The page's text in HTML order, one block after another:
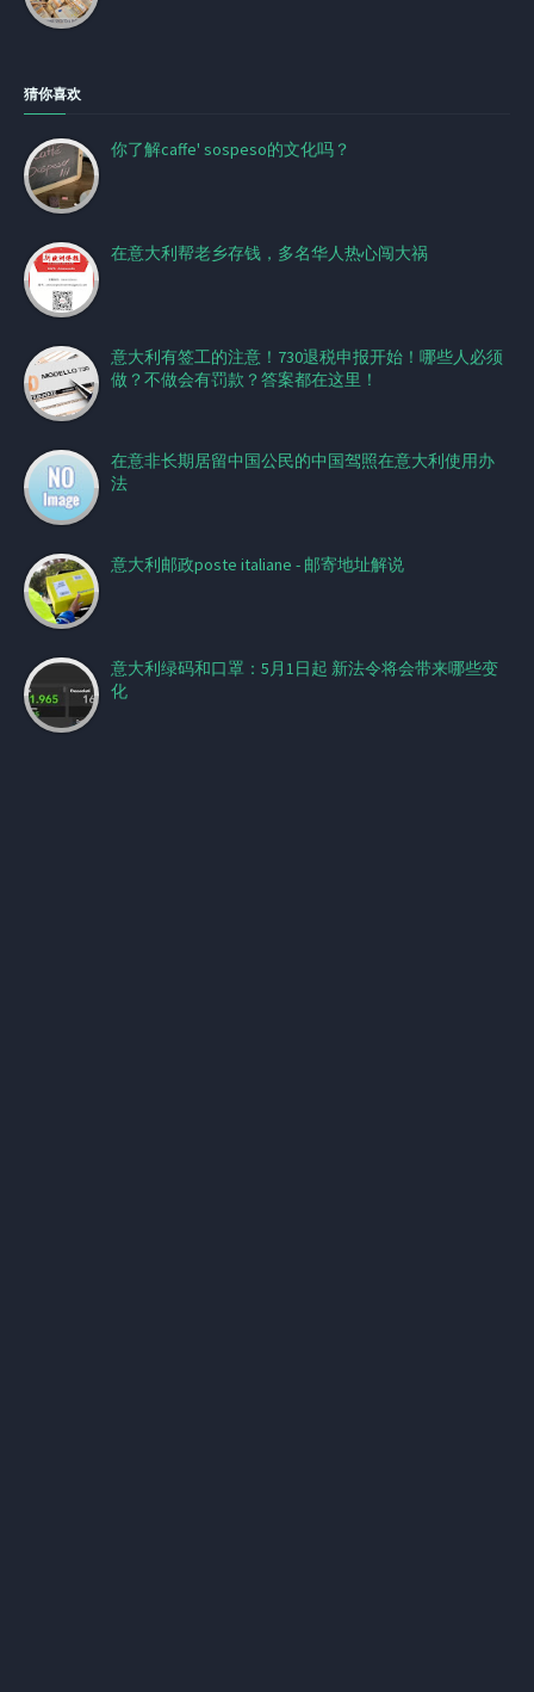
猜你喜欢
你了解caffe' sospeso的文化吗？
在意大利帮老乡存钱，多名华人热心闯大祸
意大利有签工的注意！730退税申报开始！哪些人必须
做？不做会有罚款？答案都在这里！
在意非长期居留中国公民的中国驾照在意大利使用办
法
意大利邮政poste italiane - 邮寄地址解说
意大利绿码和口罩：5月1日起 新法令将会带来哪些变
化